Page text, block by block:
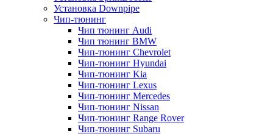
Установка Downpipe
Чип-тюнинг
Чип тюнинг Audi
Чип тюнинг BMW
Чип-тюнинг Chevrolet
Чип-тюнинг Hyundai
Чип-тюнинг Kia
Чип-тюнинг Lexus
Чип-тюнинг Mercedes
Чип-тюнинг Nissan
Чип-тюнинг Range Rover
Чип-тюнинг Subaru